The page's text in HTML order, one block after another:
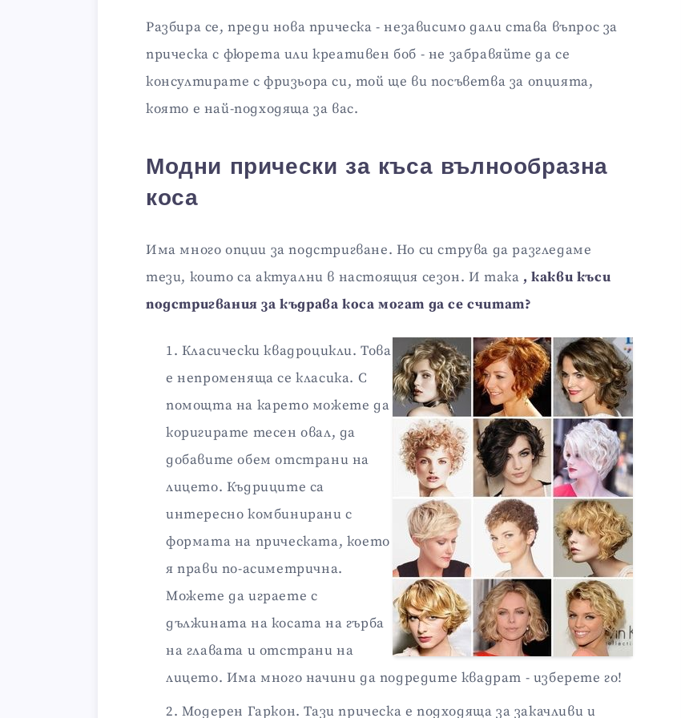
Разбира се, преди нова прическа - независимо дали става въпрос за
прическа с фюрета или креативен боб - не забравяйте да се
консултирате с фризьора си, той ще ви посъветва за опцията,
която е най-подходяща за вас.
Модни прически за къса вълнообразна
коса
Има много опции за подстригване. Но си струва да разгледаме
тези, които са актуални в настоящия сезон. И така , какви къси
подстригвания за къдрава коса могат да се считат?
Класически квадроцикли. Това
е непроменяща се класика. С
помощта на карето можете да
коригирате тесен овал, да
добавите обем отстрани на
лицето. Къдриците са
интересно комбинирани с
формата на прическата, което
я прави по-асиметрична.
Можете да играете с
дължината на косата на гърба
на главата и отстрани на
лицето. Има много начини да подредите квадрат - изберете го!
Модерен Гаркон. Тази прическа е подходяща за закачливи и